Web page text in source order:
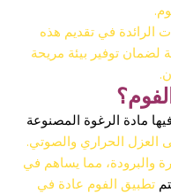
الرائدة في تقديم هذه
لضمان توفير بيئة مريحة
فيها مادة الرغوة المصنوعة
العزل الحراري والصوتي.
والبرودة، مما يساهم في
تطبيق الفوم عادة في